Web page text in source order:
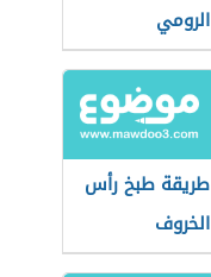
الرومي
طريقة طبخ رأس
الخروف